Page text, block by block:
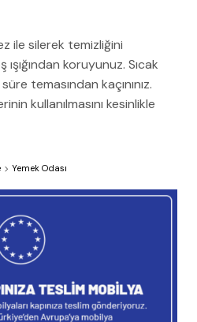
ile silerek temizliğini
koruyunuz. Sıcak
temasından kaçınınız.
kullanılmasını kesinlikle
Yemek Odası